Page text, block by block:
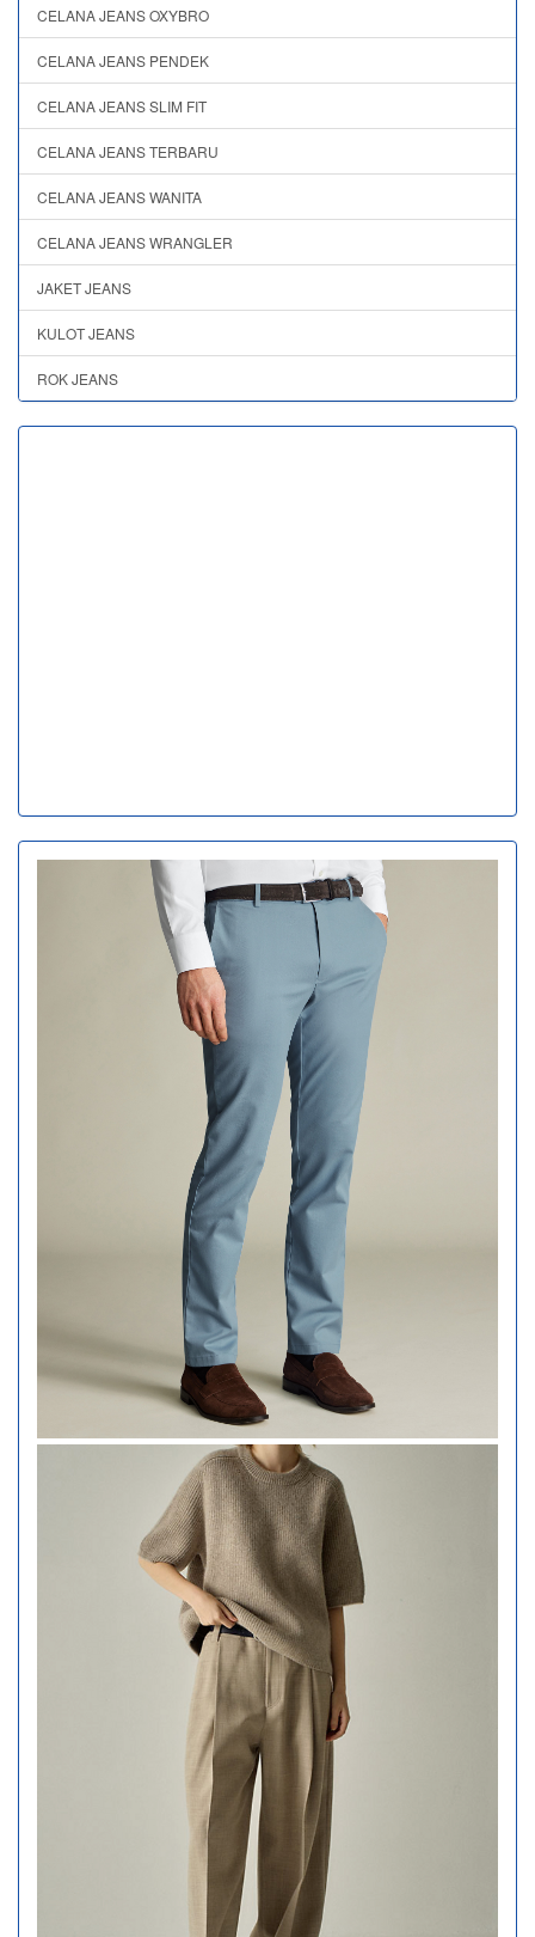
CELANA JEANS OXYBRO
CELANA JEANS PENDEK
CELANA JEANS SLIM FIT
CELANA JEANS TERBARU
CELANA JEANS WANITA
CELANA JEANS WRANGLER
JAKET JEANS
KULOT JEANS
ROK JEANS